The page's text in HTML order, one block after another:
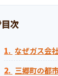
目次
なぜガス会
三郷町の都